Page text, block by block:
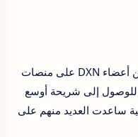
مع التطور التكنولوجي، اعتمد الكثير من أعضاء DXN على منصات
للوصول إلى شريحة أوسع
ساعدت العديد منهم على